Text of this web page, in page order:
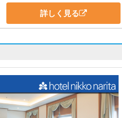
詳しく見る